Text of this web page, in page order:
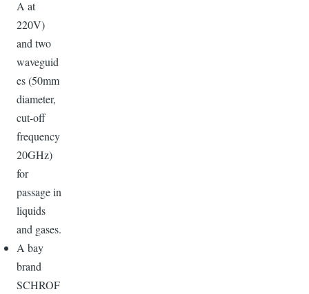
A at
220V)
and two
waveguid
es (50mm
diameter,
cut-off
frequency
20GHz)
for
passage in
liquids
and gases.
A bay
brand
SCHROF